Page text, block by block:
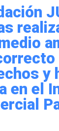
y
en el